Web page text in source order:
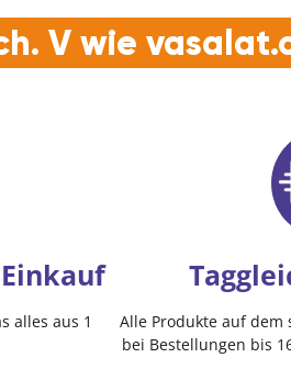
V wie
alles aus 1
Alle Produkte auf dem
bei Bestellungen bis